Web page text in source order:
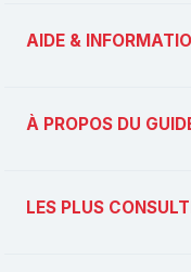
AIDE &
À PROPOS DU
LES PLUS